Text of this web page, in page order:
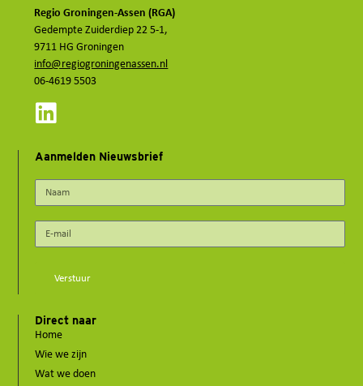
Regio Groningen-Assen (RGA)
Gedempte Zuiderdiep 22 5-1,
9711 HG Groningen
info@regiogroningenassen.nl
06-4619 5503
Aanmelden Nieuwsbrief
Verstuur
Direct naar
Home
Wie we zijn
Wat we doen